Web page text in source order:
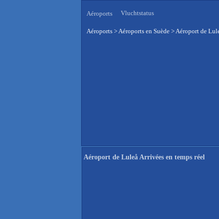
Aéroports Vluchtstatus
Aéroports >Aéroports en Suède >Aéroport de
Aéroport de Luleå Arrivées en temps réel